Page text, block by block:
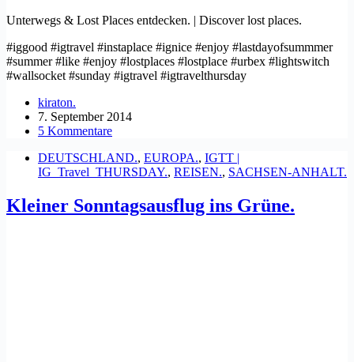
Unterwegs & Lost Places entdecken. | Discover lost places.
#iggood #igtravel #instaplace #ignice #enjoy #lastdayofsummmer
#summer #like #enjoy #lostplaces #lostplace #urbex #lightswitch
#wallsocket #sunday #igtravel #igtravelthursday
kiraton.
7. September 2014
5 Kommentare
DEUTSCHLAND., EUROPA., IGTT |
IG_Travel_THURSDAY., REISEN., SACHSEN-ANHALT.
Kleiner Sonntagsausflug ins Grüne.